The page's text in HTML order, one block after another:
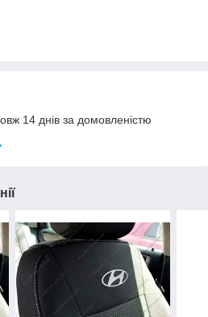
14 днів за домовленістю